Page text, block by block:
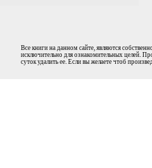
Все книги на данном сайте, являются
исключительно для ознакомительных целей.
суток удалить ее. Если вы желаете чтоб